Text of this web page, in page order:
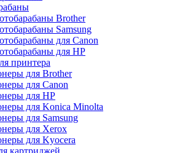
Brother
Samsung
для Canon
для HP
принтера
для Brother
для Canon
для HP
для Konica Minolta
для Samsung
для Xerox
для Kyocera
картриджей